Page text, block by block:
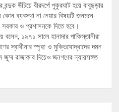
উঁচিয়ে বীরদর্পে পুকুরঘাট হয়ে বাবুছড়ার
কোন ব্যবস্থা না নেয়ার বিষয়টি জনমনে
সরকার ও প্রশাসনকে দিতে হবে।
১৯৭১ সালে হানাদার পাকিস্তানীরা
স্বাধীনার স্পৃহা ও মুক্তিযোদ্ধাদের দমন
জুম্ম রাজাকার দিয়েও জনগণের ন্যায়সঙ্গত